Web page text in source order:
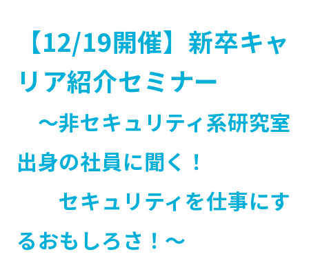
【12/19開催】新卒キャ
リア紹介セミナー
～非セキュリティ系研究室
出身の社員に聞く！
セキュリティを仕事にす
るおもしろさ！～